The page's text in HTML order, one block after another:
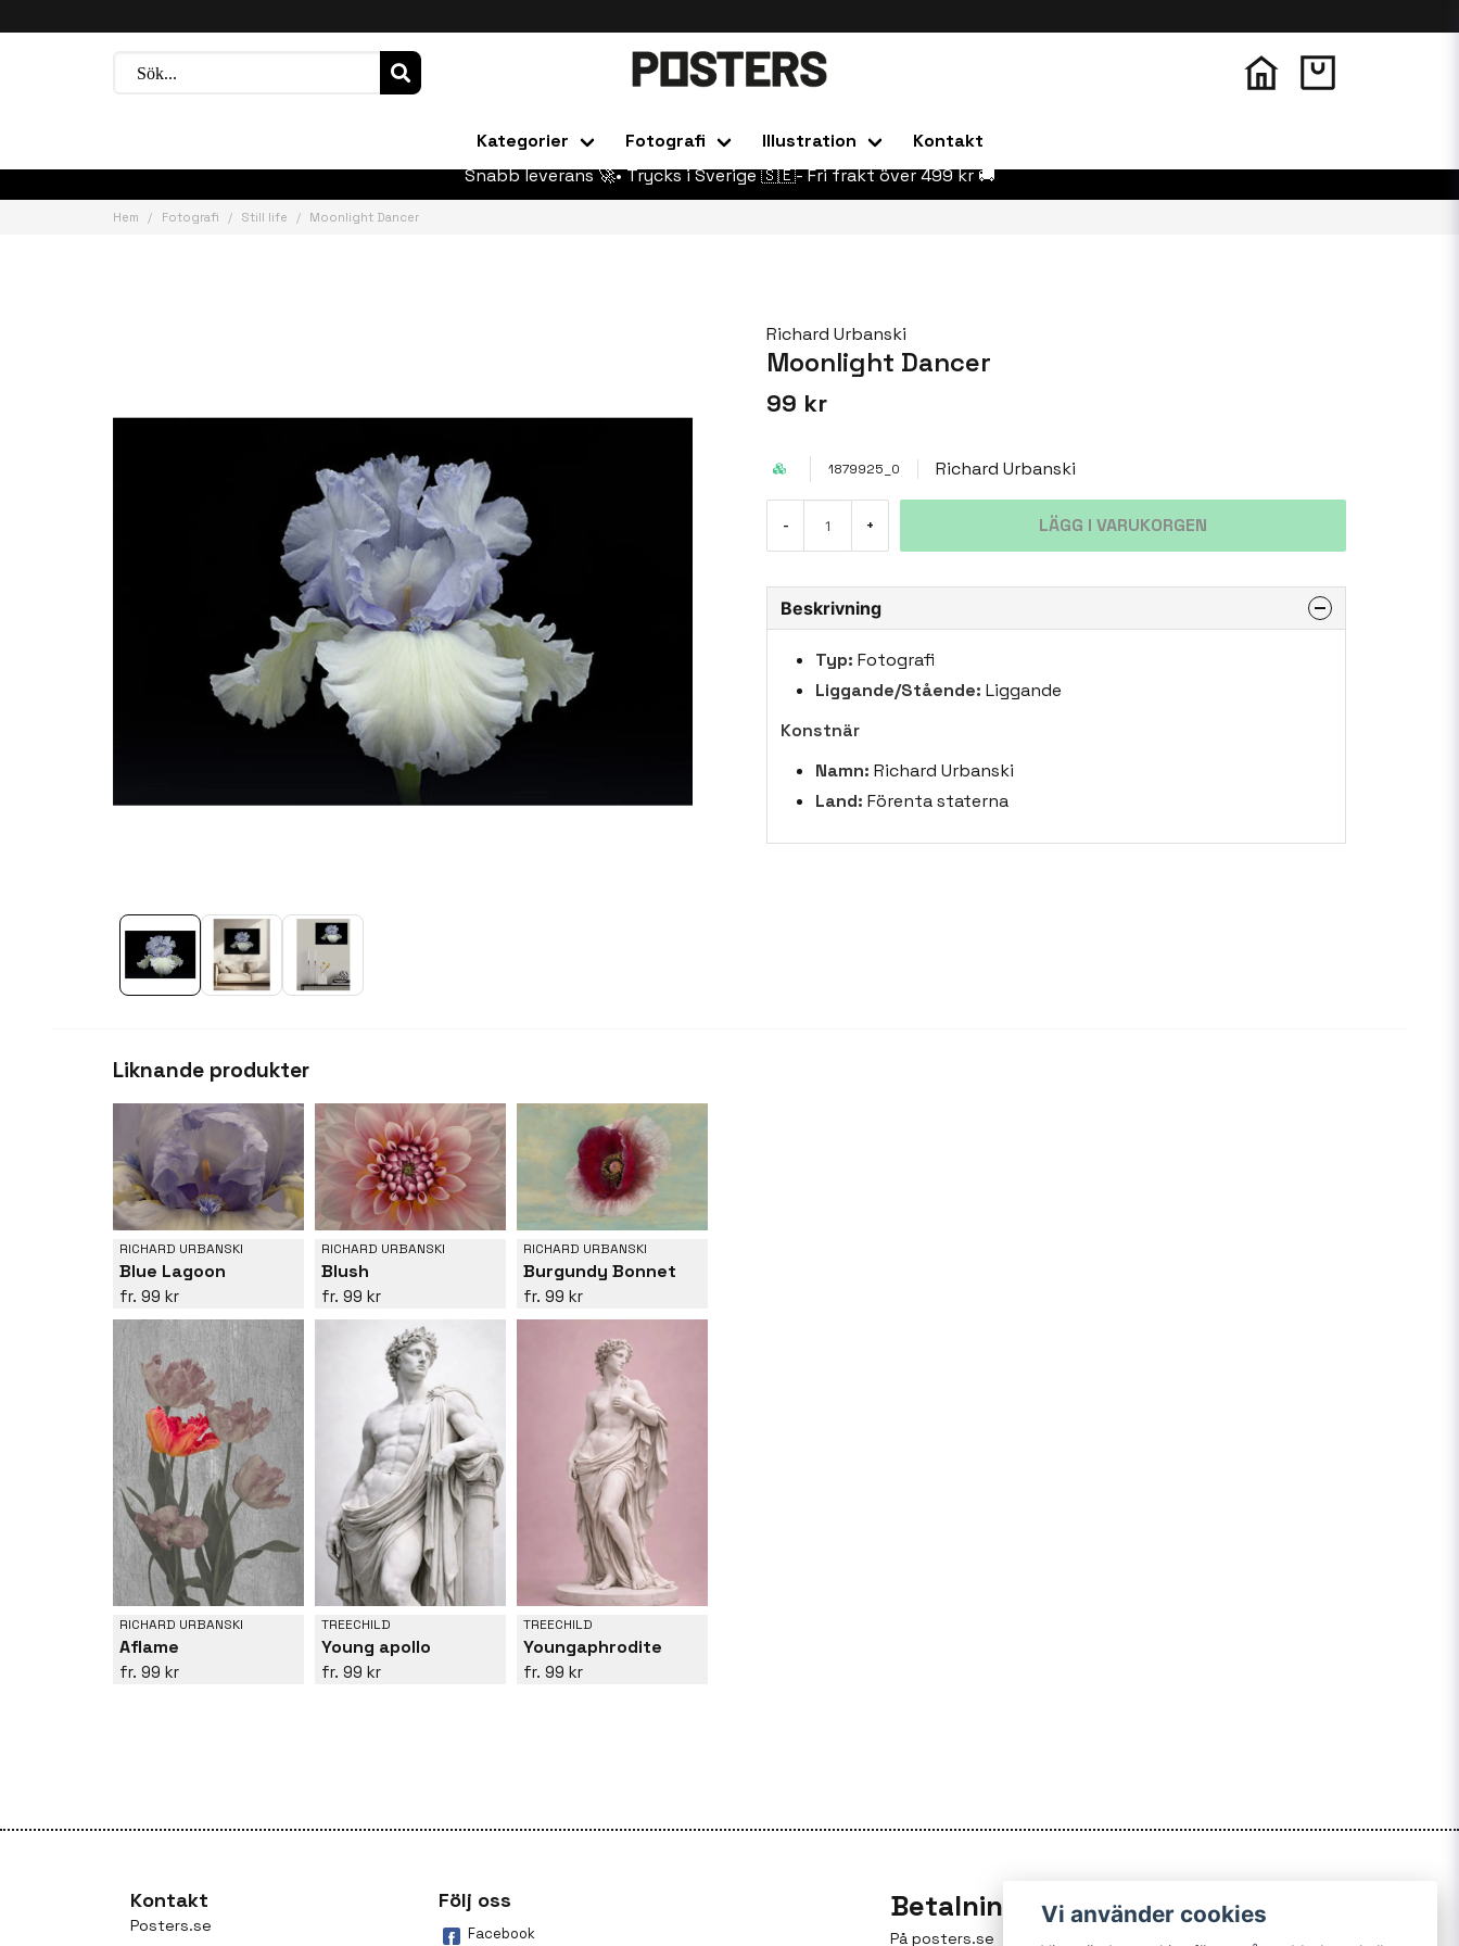
Kategorier Fotografi Illustration
Kontakt
Snabb leverans 🚀• Trycks i Sverige 🇸🇪- Fri frakt över 499 kr 🚚
Hem Fotografi Still life Moonlight Dancer
Richard Urbanski
Moonlight Dancer
99 kr
1879925_0 Richard Urbanski
- + LÄGG I VARUKORGEN
Beskrivning
Typ: Fotografi
Liggande/Stående: Liggande
Konstnär
Namn: Richard Urbanski
Land: Förenta staterna
Liknande produkter
RICHARD URBANSKI
Blue Lagoon
99 kr
RICHARD URBANSKI
Blush
99 kr
RICHARD URBANSKI
Burgundy Bonnet
99 kr
RICHARD URBANSKI
Aflame
99 kr
TREECHILD
Young apollo
99 kr
TREECHILD
Youngaphrodite
99 kr
Kontakt
Posters.se
Följ oss
Facebook
Betalning
På posters.se
Vi använder cookies